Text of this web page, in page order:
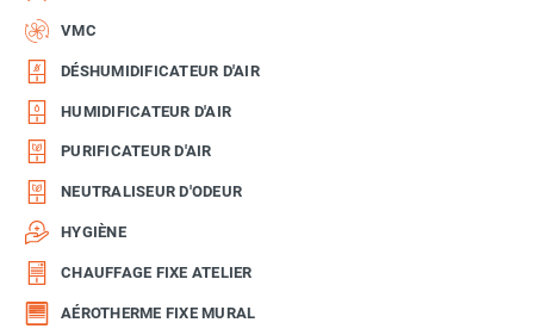
VMC
DÉSHUMIDIFICATEUR D'AIR
HUMIDIFICATEUR D'AIR
PURIFICATEUR D'AIR
NEUTRALISEUR D'ODEUR
HYGIÈNE
CHAUFFAGE FIXE ATELIER
AÉROTHERME FIXE MURAL